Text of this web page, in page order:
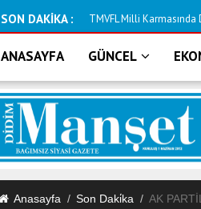
SON DAKİKA : TMVFL Milli
ANASAYFA GÜNCEL
Anasayfa Son Daki̇ka AK